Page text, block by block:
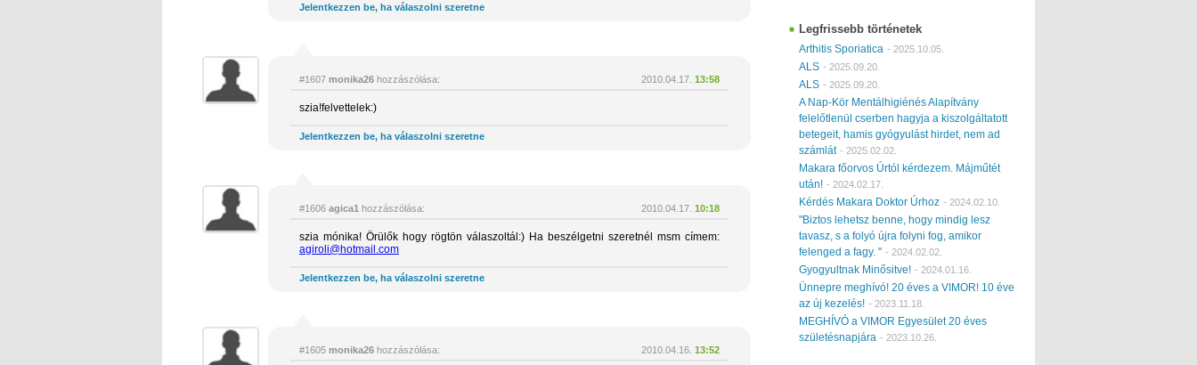
Jelentkezzen be, ha válaszolni szeretne
#1607 monika26 hozzászólása: 2010.04.17. 13:58
szia!felvettelek:)
Jelentkezzen be, ha válaszolni szeretne
#1606 agica1 hozzászólása: 2010.04.17. 10:18
szia mónika! Örülők hogy rögtön válaszoltál:) Ha beszélgetni szeretnél msm címem:
agiroli@hotmail.com
Jelentkezzen be, ha válaszolni szeretne
#1605 monika26 hozzászólása: 2010.04.16. 13:52
Legfrissebb történetek
Arthitis Sporiatica - 2025.10.05.
ALS - 2025.09.20.
ALS - 2025.09.20.
A Nap-Kör Mentálhigiénés Alapítvány
felelőtlenül cserben hagyja a kiszolgáltatott
betegeit, hamis gyógyulást hirdet, nem ad
számlát - 2025.02.02.
Makara főorvos Úrtól kérdezem. Májműtét
után! - 2024.02.17.
Kérdés Makara Doktor Úrhoz - 2024.02.10.
"Biztos lehetsz benne, hogy mindig lesz
tavasz, s a folyó újra folyni fog, amikor
felenged a fagy. " - 2024.02.02.
Gyogyultnak Minősitve! - 2024.01.16.
Ünnepre meghívó! 20 éves a VIMOR! 10 éve
az új kezelés! - 2023.11.18.
MEGHÍVÓ a VIMOR Egyesület 20 éves
születésnapjára - 2023.10.26.